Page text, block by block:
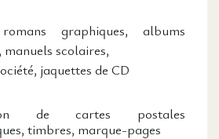
graphiques, albums
manuels scolaires,
jaquettes de CD
de cartes postales
timbres, marque-pages